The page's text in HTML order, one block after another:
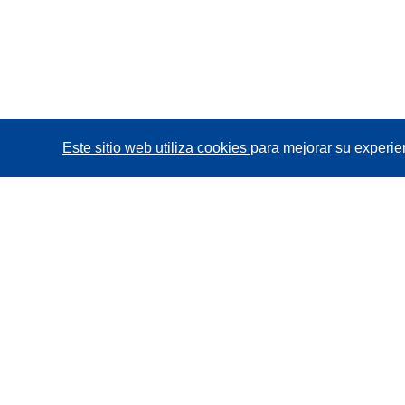
Este sitio web utiliza cookies para mejorar su